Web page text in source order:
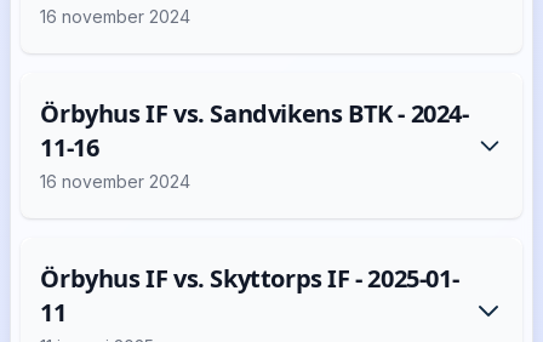
16 november 2024
Örbyhus IF vs. Sandvikens BTK - 2024-
11-16
16 november 2024
Örbyhus IF vs. Skyttorps IF - 2025-01-
11